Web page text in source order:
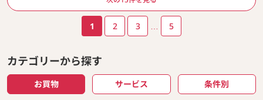
1 2 3 5
カテゴリーから探す
お買物 サービス 条件別